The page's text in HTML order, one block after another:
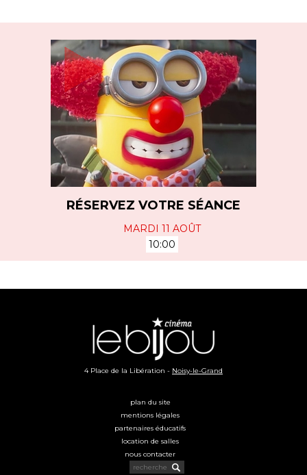
RÉSERVEZ VOTRE SÉANCE
MARDI 11 AOÛT
10:00
4 Place de la Libération - Noisy-le-Grand
plan du site
mentions légales
partenaires éducatifs
location de salles
nous contacter